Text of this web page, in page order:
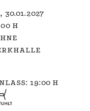
30.01.2027
h
19:00 h